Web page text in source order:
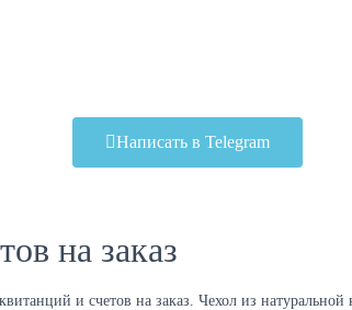
Написать в Telegram
на заказ
и счетов на заказ. Чехол из